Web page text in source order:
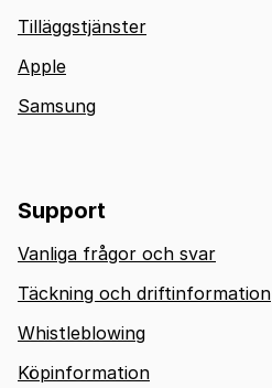
Tilläggstjänster
Apple
Samsung
Support
Vanliga frågor och svar
Täckning och driftinformation
Whistleblowing
Köpinformation